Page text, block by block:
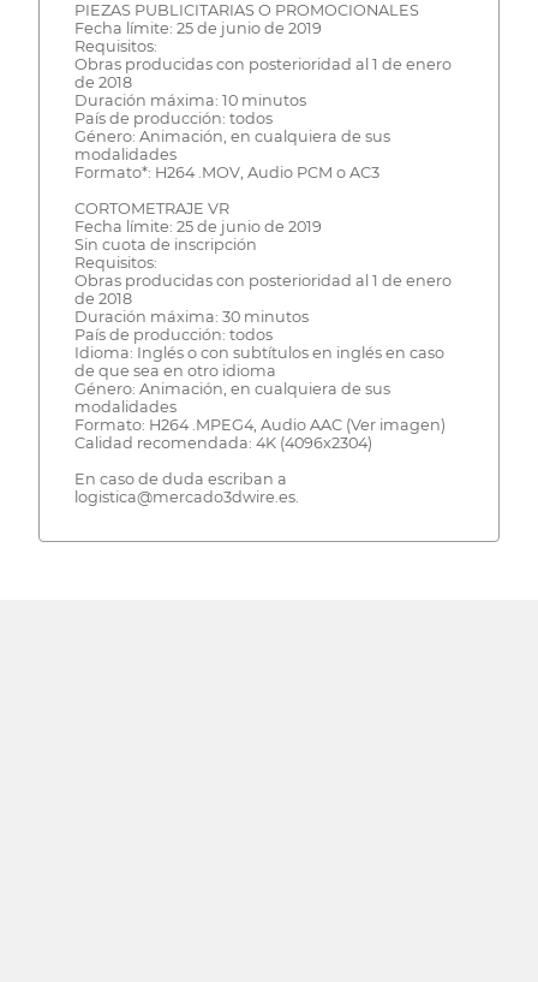
PIEZAS PUBLICITARIAS O PROMOCIONALES
Fecha límite: 25 de junio de 2019
Requisitos:
Obras producidas con posterioridad al 1 de enero
de 2018
Duración máxima: 10 minutos
País de producción: todos
Género: Animación, en cualquiera de sus
modalidades
Formato*: H264 .MOV, Audio PCM o AC3
CORTOMETRAJE VR
Fecha límite: 25 de junio de 2019
Sin cuota de inscripción
Requisitos:
Obras producidas con posterioridad al 1 de enero
de 2018
Duración máxima: 30 minutos
País de producción: todos
Idioma: Inglés o con subtítulos en inglés en caso
de que sea en otro idioma
Género: Animación, en cualquiera de sus
modalidades
Formato: H264 .MPEG4, Audio AAC (Ver imagen)
Calidad recomendada: 4K (4096x2304)
En caso de duda escriban a
logistica@mercado3dwire.es.